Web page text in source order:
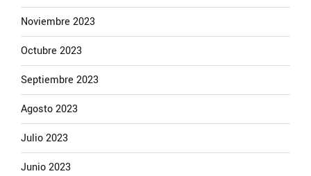
Noviembre 2023
Octubre 2023
Septiembre 2023
Agosto 2023
Julio 2023
Junio 2023